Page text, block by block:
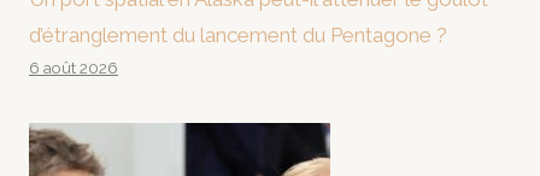
d’étranglement du lancement du Pentagone ?
6 août 2026